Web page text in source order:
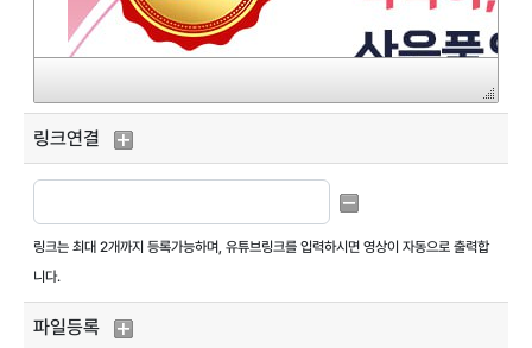
링크연결
링크는 최대 2개까지 등록가능하며, 유튜브링크를 입력하시면 영상이 자동으로 출력합
니다.
파일등록